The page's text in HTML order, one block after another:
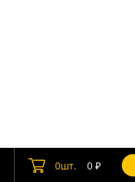
0шт. 0₽